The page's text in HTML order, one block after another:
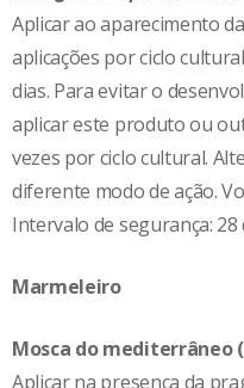
Aplicar ao aparecimento
aplicações por ciclo
dias. Para evitar o
aplicar este produto ou
vezes por ciclo cultural.
diferente modo de ação.
Intervalo de segurança: 28
Marmeleiro
Mosca do mediterrâneo (
Aplicar na presença da